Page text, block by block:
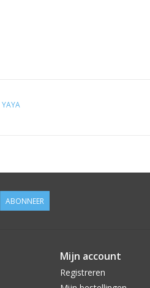
YAYA
ABONNEER
Mijn account
Registreren